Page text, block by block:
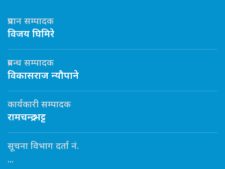
प्रधान सम्पादक
विजय घिमिरे
प्रबन्ध सम्पादक
विकासराज न्यौपाने
कार्यकारी सम्पादक
रामचन्द्र भट्ट
सूचना विभाग दर्ता नं.
...